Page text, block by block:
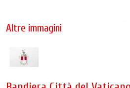
Altre immagini